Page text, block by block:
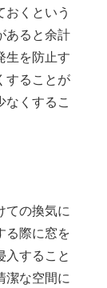
くという
あると余計
生を防止す
することが
なくするこ
ての換気に
る際に窓を
入すること
潔な空間に